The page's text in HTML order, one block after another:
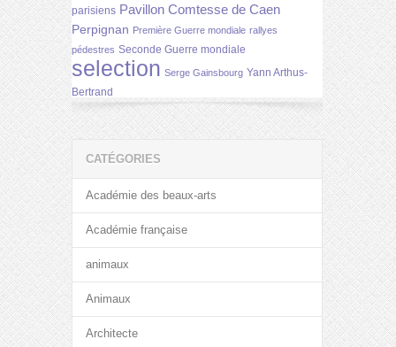
parisiens Pavillon Comtesse de Caen
Perpignan Première Guerre mondiale rallyes
pédestres Seconde Guerre mondiale
selection Serge Gainsbourg Yann Arthus-
Bertrand
CATÉGORIES
Académie des beaux-arts
Académie française
animaux
Animaux
Architecte